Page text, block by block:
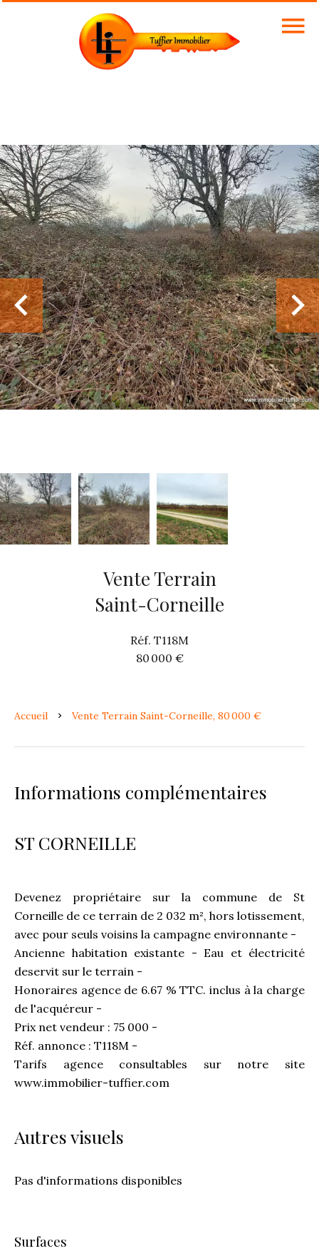
Vente Terrain
Saint-Corneille
Réf. T118M
80 000 €
Accueil Vente Terrain Saint-Corneille, 80 000 €
Informations complémentaires
ST CORNEILLE
Devenez propriétaire sur la commune de St
Corneille de ce terrain de 2 032 m², hors lotissement,
avec pour seuls voisins la campagne environnante -
Ancienne habitation existante - Eau et électricité
deservit sur le terrain -
Honoraires agence de 6.67 % TTC. inclus à la charge
de l'acquéreur -
Prix net vendeur : 75 000 -
Réf. annonce : T118M -
Tarifs agence consultables sur notre site
www.immobilier-tuffier.com
Autres visuels
Pas d'informations disponibles
Surfaces